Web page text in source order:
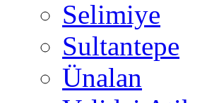
Selimiye
Sultantepe
Ünalan